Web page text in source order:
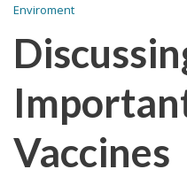
Enviroment
Vaccines